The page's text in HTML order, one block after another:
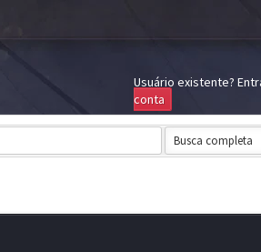
Usuário existente?
conta